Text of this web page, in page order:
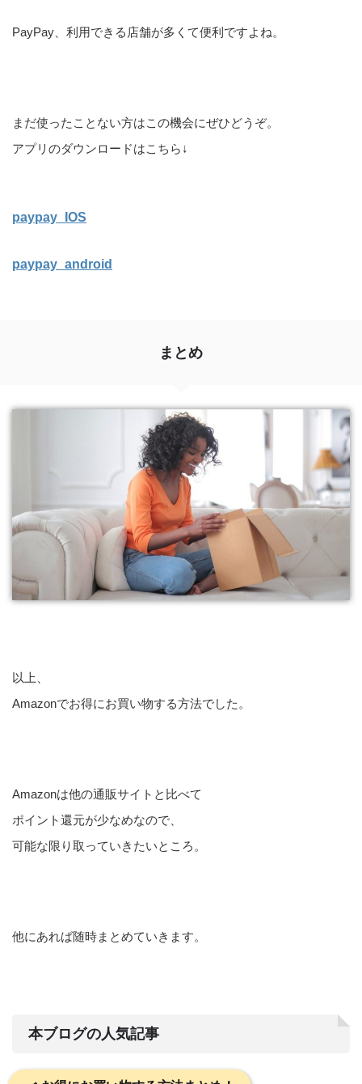
PayPay、利用できる店舗が多くて便利ですよね。
まだ使ったことない方はこの機会にぜひどうぞ。
アプリのダウンロードはこちら↓
paypay_IOS
paypay_android
まとめ
以上、
Amazonでお得にお買い物する方法でした。
Amazonは他の通販サイトと比べて
ポイント還元が少なめなので、
可能な限り取っていきたいところ。
他にあれば随時まとめていきます。
本ブログの人気記事